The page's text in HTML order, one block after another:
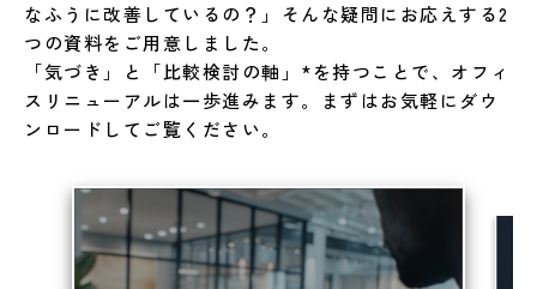
ョ
ン
なふうに改善しているの？」そんな疑問にお応えする2
つの資料をご用意しました。
「気づき」と「比較検討の軸」*を持つことで、オフィ
スリニューアルは一歩進みます。まずはお気軽にダウ
ンロードしてご覧ください。